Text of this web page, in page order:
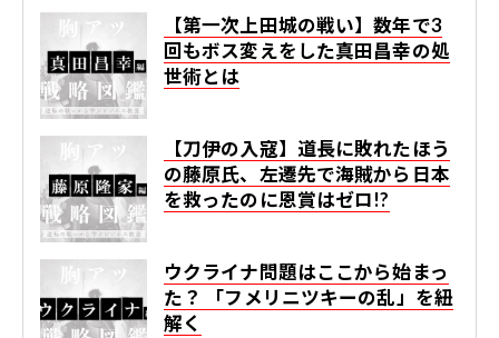
【第一次上田城の戦い】数年で3
回もボス変えをした真田昌幸の処
世術とは
【刀伊の入寇】道長に敗れたほう
の藤原氏、左遷先で海賊から日本
を救ったのに恩賞はゼロ!?
ウクライナ問題はここから始まっ
た？ 「フメリニツキーの乱」を紐
解く